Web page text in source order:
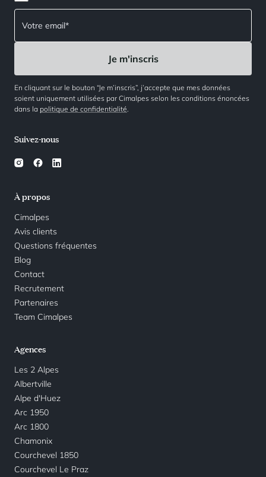
À propos
Cimalpes
Avis clients
Questions fréquentes
Blog
Contact
Recrutement
Partenaires
Team Cimalpes
Agences
Les 2 Alpes
Albertville
Alpe d'Huez
Arc 1950
Arc 1800
Chamonix
Courchevel 1850
Courchevel Le Praz
Suivez-nous
En cliquant sur le bouton “Je m’inscris”, j’accepte que mes données
soient uniquement utilisées par Cimalpes selon les conditions énoncées
dans la politique de confidentialité